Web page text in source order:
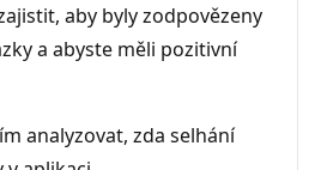
aby byly zodpovězeny
a abyste měli pozitivní
analyzovat, zda selhání